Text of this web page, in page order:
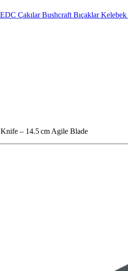
EDC ÇakılarBushcraft BıçaklarKelebek
– 14.5 cm Agile Blade